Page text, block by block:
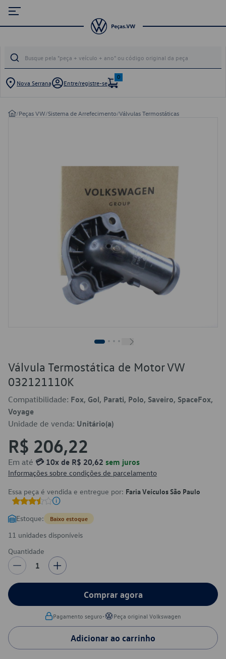
Nova Serrana Entre/registre-se
0
/Peças VW/Sistema de Arrefecimento/Válvulas Termostáticas
Válvula Termostática de Motor VW
032121110K
Compatibilidade: Fox, Gol, Parati, Polo, Saveiro, SpaceFox,
Voyage
Unidade de venda: Unitário(a)
R$ 206,22
Em até 💳 10x de R$ 20,62 sem juros
Informações sobre condições de parcelamento
Essa peça é vendida e entregue por: Faria Veículos São Paulo
Estoque: Baixo estoque
11 unidades disponíveis
Quantidade
1
Comprar agora
Pagamento seguro• Peça original Volkswagen
Adicionar ao carrinho